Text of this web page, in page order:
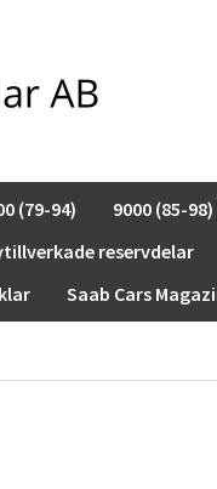
(79-94) 9000 (85-98)
reservdelar
Saab Cars